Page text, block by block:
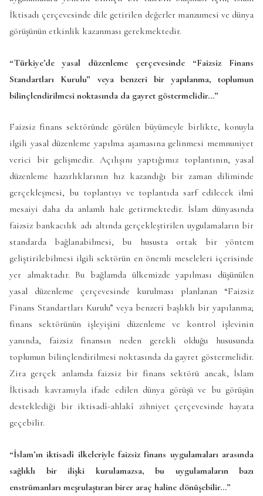
İktisadı çerçevesinde dile getirilen değerler manzumesi ve dünya
görüşünün etkinlik kazanması gerekmektedir.
“Türkiye’de yasal düzenleme çerçevesinde “Faizsiz Finans
Standartları Kurulu” veya benzeri bir yapılanma, toplumun
bilinçlendirilmesi noktasında da gayret göstermelidir…”
Faizsiz finans sektöründe görülen büyümeyle birlikte, konuyla
ilgili yasal düzenleme yapılma aşamasına gelinmesi memnuniyet
verici bir gelişmedir. Açılışını yaptığımız toplantının, yasal
düzenleme hazırlıklarının hız kazandığı bir zaman diliminde
gerçekleşmesi, bu toplantıyı ve toplantıda sarf edilecek ilmî
mesaiyi daha da anlamlı hale getirmektedir. İslam dünyasında
faizsiz bankacılık adı altında gerçekleştirilen uygulamaların bir
standarda bağlanabilmesi, bu hususta ortak bir yöntem
geliştirilebilmesi ilgili sektörün en önemli meseleleri içerisinde
yer almaktadır. Bu bağlamda ülkemizde yapılması düşünülen
yasal düzenleme çerçevesinde kurulması planlanan “Faizsiz
Finans Standartları Kurulu” veya benzeri başlıklı bir yapılanma;
finans sektörünün işleyişini düzenleme ve kontrol işlevinin
yanında, faizsiz finansın neden gerekli olduğu hususunda
toplumun bilinçlendirilmesi noktasında da gayret göstermelidir.
Zira gerçek anlamda faizsiz bir finans sektörü ancak, İslam
İktisadı kavramıyla ifade edilen dünya görüşü ve bu görüşün
desteklediği bir iktisadî-ahlakî zihniyet çerçevesinde hayata
geçebilir.
“İslam’ın iktisadî ilkeleriyle faizsiz finans uygulamaları arasında
sağlıklı bir ilişki kurulamazsa, bu uygulamaların bazı
enstrümanları meşrulaştıran birer araç haline dönüşebilir…”